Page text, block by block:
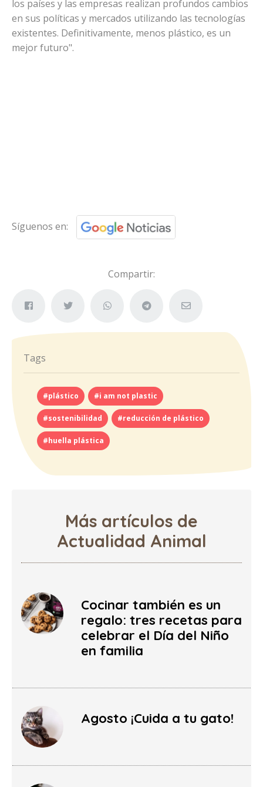
los países y las empresas realizan profundos cambios
en sus políticas y mercados utilizando las tecnologías
existentes. Definitivamente, menos plástico, es un
mejor futuro".
Síguenos en:
Compartir:
Tags
#plástico #i am not plastic
#sostenibilidad #reducción de plástico
#huella plástica
Más artículos de
Actualidad Animal
Cocinar también es un
regalo: tres recetas para
celebrar el Día del Niño
en familia
Agosto ¡Cuida a tu gato!